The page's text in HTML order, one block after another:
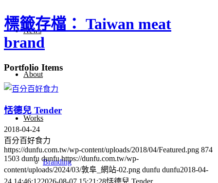
News
About
Works
Branding
標籤存檔： Taiwan meat
brand
Portfolio Items
恬德兒 Tender
2018-04-24
百分百好食力
https://dunfu.com.tw/wp-content/uploads/2018/04/Featured.png 874
1503 dunfu dunfu https://dunfu.com.tw/wp-
content/uploads/2024/03/敦阜_網站-02.png dunfu dunfu2018-04-
24 14:46:122026-08-07 15:21:28恬德兒 Tender